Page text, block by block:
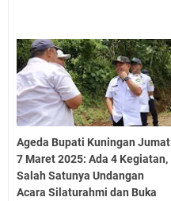
Ageda Bupati Kuningan Jumat
7 Maret 2025: Ada 4 Kegiatan,
Salah Satunya Undangan
Acara Silaturahmi dan Buka